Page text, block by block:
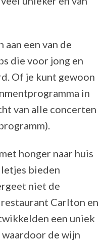
aan een van de
die voor jong en
Of je kunt gewoon
in
van alle concerten
honger naar huis
bieden
niet de
Carlton en
een uniek
de wijn